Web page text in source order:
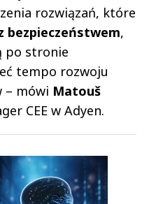
rozwiązań, które
bezpieczeństwem,
po stronie
tempo rozwoju
– mówi Matouš
CEE w Adyen.